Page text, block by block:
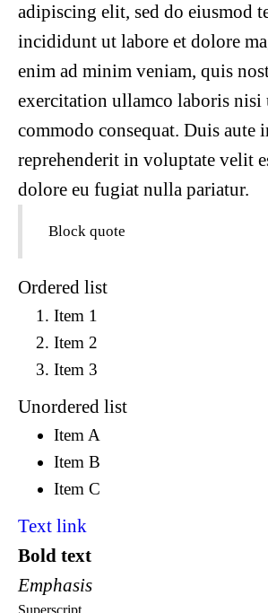
adipiscing elit, sed do eiusmod
incididunt ut labore et dolore
enim ad minim veniam, quis
exercitation ullamco laboris nisi
commodo consequat. Duis aute
reprehenderit in voluptate velit
dolore eu fugiat nulla pariatur.
Block quote
Ordered list
Item 1
Item 2
Item 3
Unordered list
Item A
Item B
Item C
Text link
Bold text
Emphasis
Superscript